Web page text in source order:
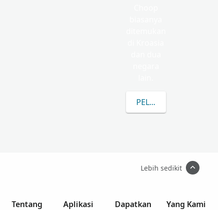
PELAJARI LEBIH
Lebih sedikit
Tentang
Aplikasi
Dapatkan
Yang Kami